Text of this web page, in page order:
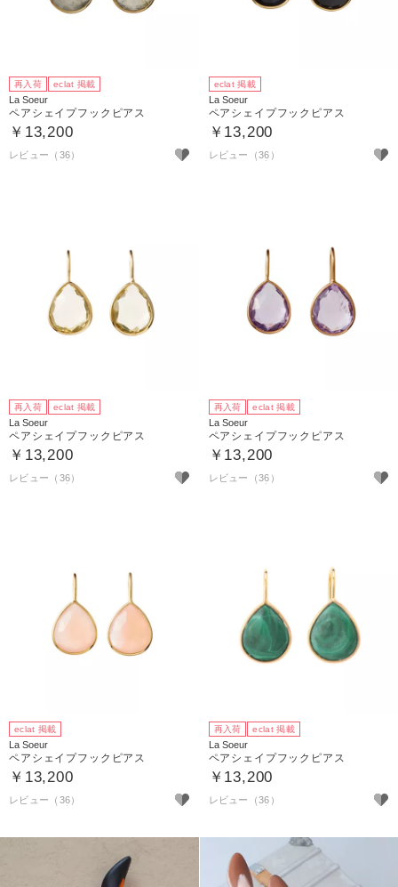
再入荷 eclat 掲載
La Soeur
ペアシェイプフックピアス
￥13,200
レビュー（36）
eclat 掲載
La Soeur
ペアシェイプフックピアス
￥13,200
レビュー（36）
再入荷 eclat 掲載
La Soeur
ペアシェイプフックピアス
￥13,200
レビュー（36）
再入荷 eclat 掲載
La Soeur
ペアシェイプフックピアス
￥13,200
レビュー（36）
eclat 掲載
La Soeur
ペアシェイプフックピアス
￥13,200
レビュー（36）
再入荷 eclat 掲載
La Soeur
ペアシェイプフックピアス
￥13,200
レビュー（36）